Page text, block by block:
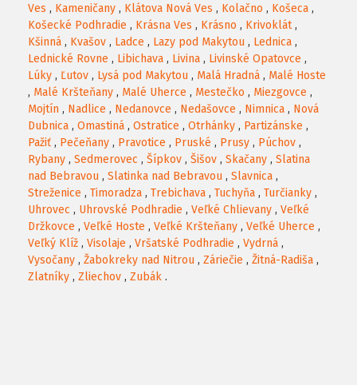
Ves , Kameničany , Klátova Nová Ves , Kolačno , Košeca ,
Košecké Podhradie , Krásna Ves , Krásno , Krivoklát,
Kšinná , Kvašov , Ladce , Lazy pod Makytou , Lednica ,
Lednické Rovne , Libichava , Livina , Livinské Opatovce ,
Lúky , Ľutov , Lysá pod Makytou , Malá Hradná , Malé Hoste
, Malé Kršteňany , Malé Uherce , Mestečko , Miezgovce ,
Mojtín , Nadlice , Nedanovce , Nedašovce , Nimnica , Nová
Dubnica , Omastiná , Ostratice , Otrhánky , Partizánske ,
Pažiť , Pečeňany , Pravotice , Pruské , Prusy , Púchov ,
Rybany , Sedmerovec , Šípkov , Šišov , Skačany , Slatina
nad Bebravou , Slatinka nad Bebravou , Slavnica ,
Streženice , Timoradza , Trebichava , Tuchyňa , Turčianky ,
Uhrovec , Uhrovské Podhradie , Veľké Chlievany , Veľké
Držkovce , Veľké Hoste , Veľké Kršteňany , Veľké Uherce ,
Veľký Klíž , Visolaje , Vršatské Podhradie , Vydrná ,
Vysočany , Žabokreky nad Nitrou , Záriečie , Žitná-Radiša ,
Zlatníky , Zliechov , Zubák .